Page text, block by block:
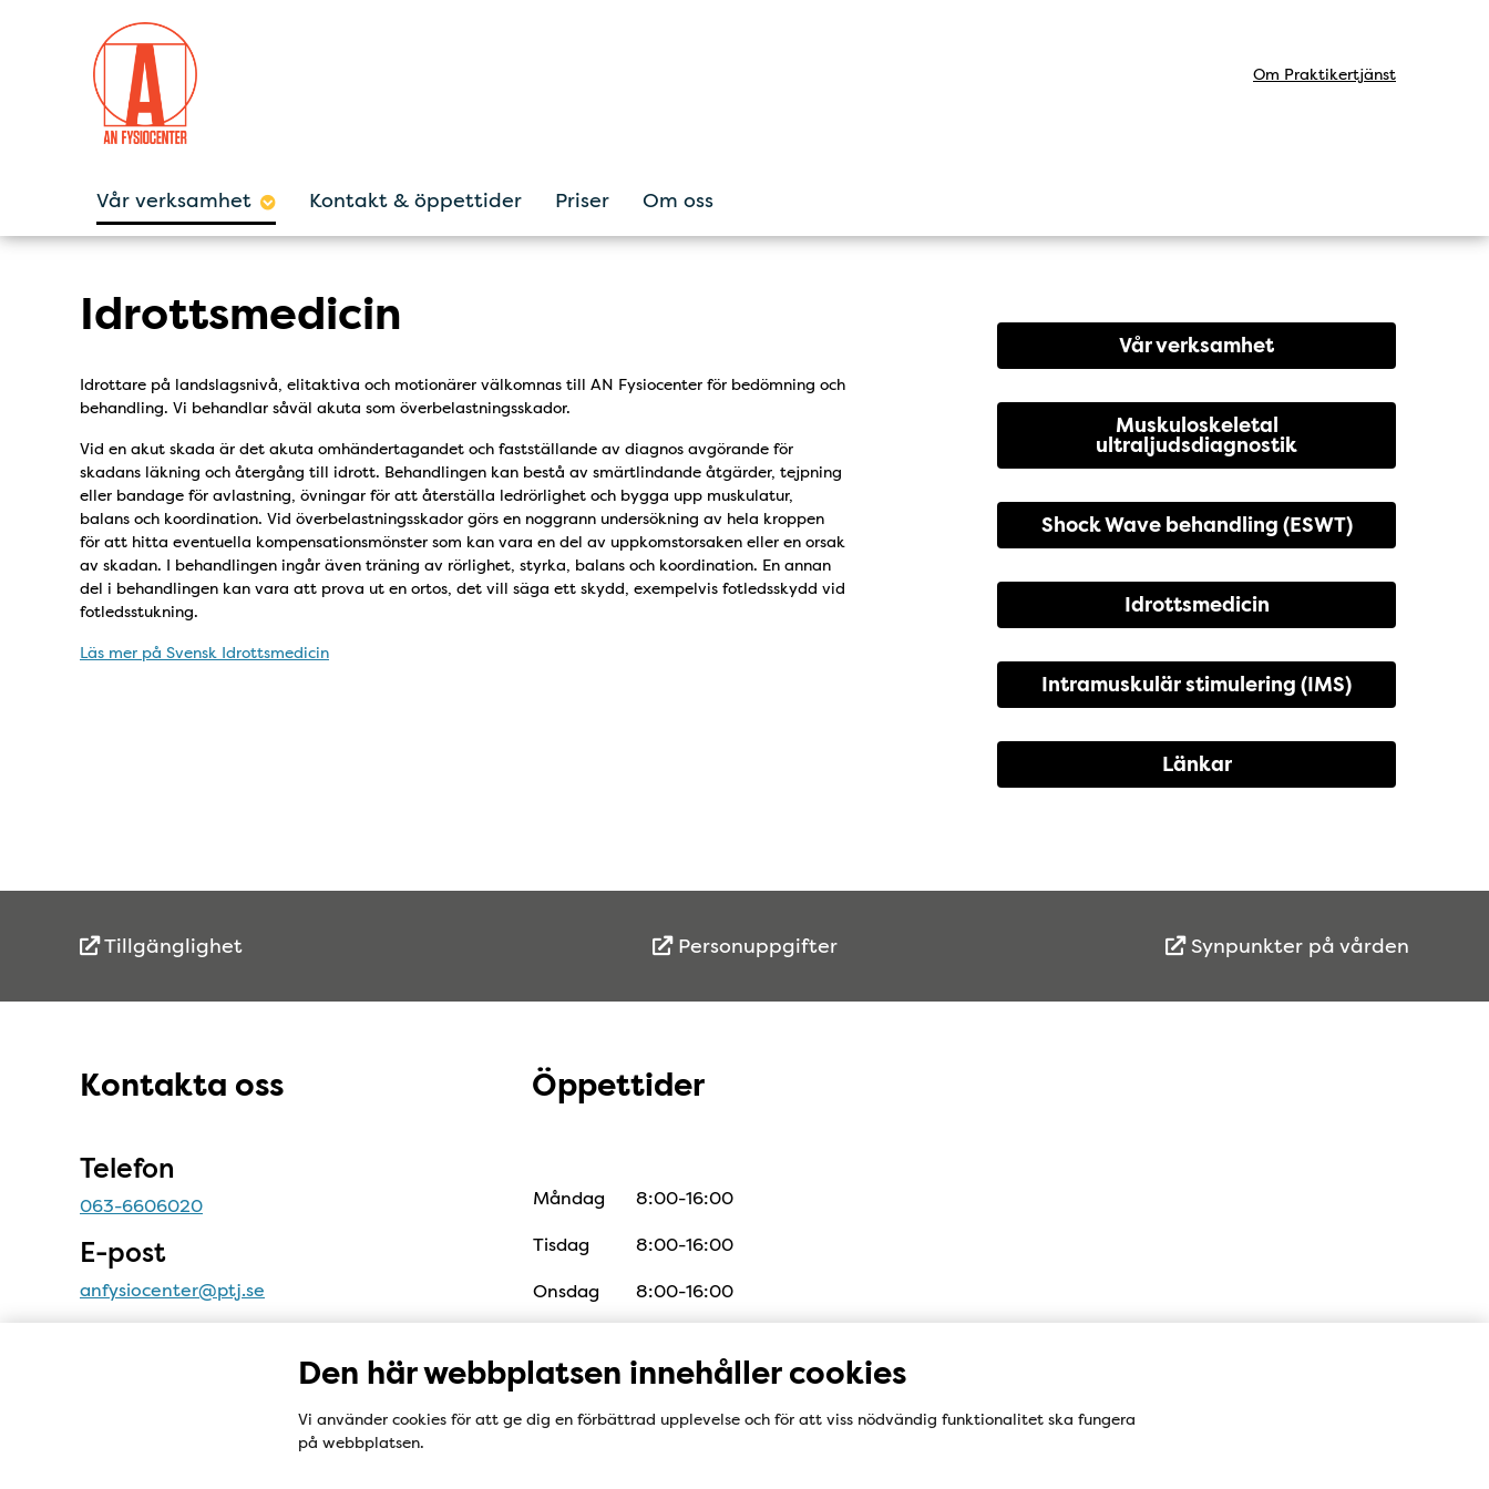
Den här webbplatsen innehåller cookies
Vi använder cookies för att ge dig en förbättrad upplevelse och för att viss nödvändig funktionalitet ska fungera
på webbplatsen.
Tillgänglighetsmeny
Huvudmeny
Om Praktikertjänst
Vår verksamhet Kontakt & öppettider Priser Om oss
Idrottsmedicin
Idrottare på landslagsnivå, elitaktiva och motionärer välkomnas till AN Fysiocenter för bedömning och
behandling. Vi behandlar såväl akuta som överbelastningsskador.
Vid en akut skada är det akuta omhändertagandet och fastställande av diagnos avgörande för
skadans läkning och återgång till idrott. Behandlingen kan bestå av smärtlindande åtgärder, tejpning
eller bandage för avlastning, övningar för att återställa ledrörlighet och bygga upp muskulatur,
balans och koordination. Vid överbelastningsskador görs en noggrann undersökning av hela kroppen
för att hitta eventuella kompensationsmönster som kan vara en del av uppkomstorsaken eller en orsak
av skadan. I behandlingen ingår även träning av rörlighet, styrka, balans och koordination. En annan
del i behandlingen kan vara att prova ut en ortos, det vill säga ett skydd, exempelvis fotledsskydd vid
fotledsstukning.
Läs mer på Svensk Idrottsmedicin
Vår verksamhet
Muskuloskeletal
ultraljudsdiagnostik
Shock Wave behandling (ESWT)
Idrottsmedicin
Intramuskulär stimulering (IMS)
Länkar
Snabblänkar
Tillgänglighet Personuppgifter Synpunkter på vården
Kontakta oss
Kontakta oss
Telefon
063-6606020
E-post
anfysiocenter@ptj.se
Öppettider
Öppettider
Måndag
8:00-16:00
Tisdag
8:00-16:00
Onsdag
8:00-16:00
Fredag
8:00-16:00